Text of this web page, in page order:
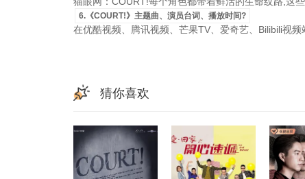
6.《COURT!》主题曲、演员台词、播放时间?
在优酷视频、腾讯视频、芒果TV、爱奇艺、Bilibili视频
猜你喜欢